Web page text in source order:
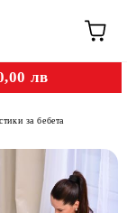
лв
за бебета